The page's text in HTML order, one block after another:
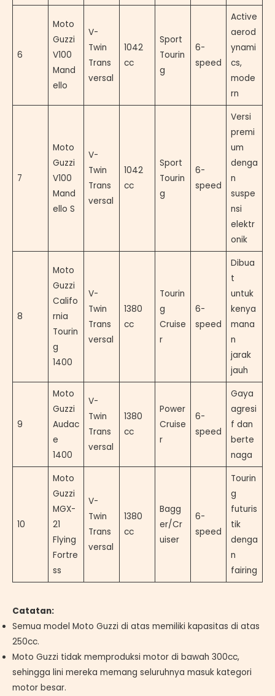
6
Moto
Guzzi
V100
Mand
ello
V-
Twin
Trans
versal
1042
cc
Sport
Tourin
g
6-
speed
Active
aerod
ynami
cs,
mode
rn
7
Moto
Guzzi
V100
Mand
ello S
V-
Twin
Trans
versal
1042
cc
Sport
Tourin
g
6-
speed
Versi
premi
um
denga
n
suspe
nsi
elektr
onik
8
Moto
Guzzi
Califo
rnia
Tourin
g
1400
V-
Twin
Trans
versal
1380
cc
Tourin
g
Cruise
r
6-
speed
Dibua
t
untuk
kenya
mana
n
jarak
jauh
9
Moto
Guzzi
Audac
e
1400
V-
Twin
Trans
versal
1380
cc
Power
Cruise
r
6-
speed
Gaya
agresi
f dan
berte
naga
10
Moto
Guzzi
MGX-
21
Flying
Fortre
ss
V-
Twin
Trans
versal
1380
cc
Bagg
er/Cr
uiser
6-
speed
Tourin
g
futuris
tik
denga
n
fairing
Catatan:
Semua model Moto Guzzi di atas memiliki kapasitas di atas
250cc.
Moto Guzzi tidak memproduksi motor di bawah 300cc,
sehingga lini mereka memang seluruhnya masuk kategori
motor besar.